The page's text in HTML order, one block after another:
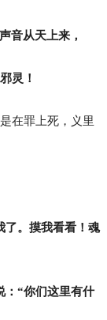
音从天上来，
灵！
在罪上死，义里
了。摸我看看！魂
：“你们这里有什